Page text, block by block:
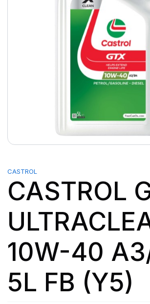
CASTROL
CASTROL
10W-40
5L FB (Y5)